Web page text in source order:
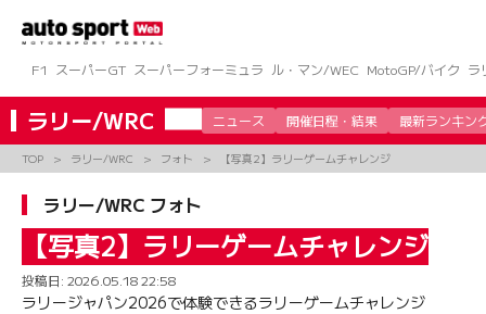
ツ
へ
ス
キ
ッ
F1 スーパーGT スーパーフォーミュラ ル・マン/WEC MotoGP/バイク ラ
ラリー/WRC ニュース 開催日程・結果 最新ランキン
TOP ラリー/WRC フォト 【写真2】ラリーゲームチャレンジ
ラリー/WRC フォト
【写真2】ラリーゲームチャレンジ
投稿日: 2026.05.18 22:58
ラリージャパン2026で体験できるラリーゲームチャレンジ